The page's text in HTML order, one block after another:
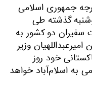
جمهوری اسلامی
گذشته طی
سفیران دو کشور به
وزیر
خود روز
سفر رسمی به اسلام‌آباد خواهد